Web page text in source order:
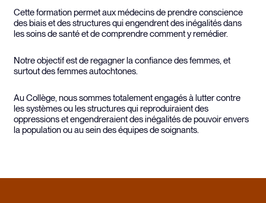
Cette formation permet aux médecins de prendre conscience
des biais et des structures qui engendrent des inégalités dans
les soins de santé et de comprendre comment y remédier.
Notre objectif est de regagner la confiance des femmes, et
surtout des femmes autochtones.
Au Collège, nous sommes totalement engagés à lutter contre
les systèmes ou les structures qui reproduiraient des
oppressions et engendreraient des inégalités de pouvoir envers
la population ou au sein des équipes de soignants.